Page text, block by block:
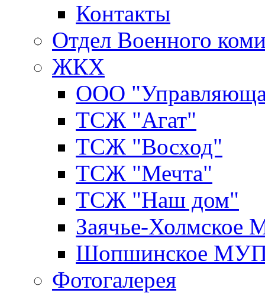
Контакты
Отдел Военного
ЖКХ
ООО
ТСЖ "Агат"
ТСЖ "Восход"
ТСЖ "Мечта"
ТСЖ "Наш дом"
Заячье-
Шопшинское
Фотогалерея